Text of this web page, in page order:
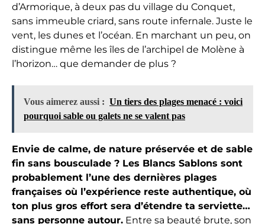
d’Armorique, à deux pas du village du Conquet,
sans immeuble criard, sans route infernale. Juste le
vent, les dunes et l’océan. En marchant un peu, on
distingue même les îles de l’archipel de Molène à
l’horizon… que demander de plus ?
Vous aimerez aussi : Un tiers des plages menacé : voici
pourquoi sable ou galets ne se valent pas
Envie de calme, de nature préservée et de sable
fin sans bousculade ? Les Blancs Sablons sont
probablement l’une des dernières plages
françaises où l’expérience reste authentique, où
ton plus gros effort sera d’étendre ta serviette…
sans personne autour. Entre sa beauté brute, son